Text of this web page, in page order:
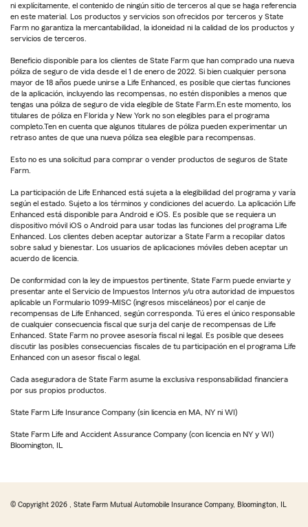
ni explícitamente, el contenido de ningún sitio de terceros al que se haga referencia
en este material. Los productos y servicios son ofrecidos por terceros y State
Farm no garantiza la mercantabilidad, la idoneidad ni la calidad de los productos y
servicios de terceros.
Beneficio disponible para los clientes de State Farm que han comprado una nueva
póliza de seguro de vida desde el 1 de enero de 2022. Si bien cualquier persona
mayor de 18 años puede unirse a Life Enhanced, es posible que ciertas funciones
de la aplicación, incluyendo las recompensas, no estén disponibles a menos que
tengas una póliza de seguro de vida elegible de State Farm.En este momento, los
titulares de póliza en Florida y New York no son elegibles para el programa
completo.Ten en cuenta que algunos titulares de póliza pueden experimentar un
retraso antes de que una nueva póliza sea elegible para recompensas.
Esto no es una solicitud para comprar o vender productos de seguros de State
Farm.
La participación de Life Enhanced está sujeta a la elegibilidad del programa y varía
según el estado. Sujeto a los términos y condiciones del acuerdo. La aplicación Life
Enhanced está disponible para Android e iOS. Es posible que se requiera un
dispositivo móvil iOS o Android para usar todas las funciones del programa Life
Enhanced. Los clientes deben aceptar autorizar a State Farm a recopilar datos
sobre salud y bienestar. Los usuarios de aplicaciones móviles deben aceptar un
acuerdo de licencia.
De conformidad con la ley de impuestos pertinente, State Farm puede enviarte y
presentar ante el Servicio de Impuestos Internos y/u otra autoridad de impuestos
aplicable un Formulario 1099-MISC (ingresos misceláneos) por el canje de
recompensas de Life Enhanced, según corresponda. Tú eres el único responsable
de cualquier consecuencia fiscal que surja del canje de recompensas de Life
Enhanced. State Farm no provee asesoría fiscal ni legal. Es posible que desees
discutir las posibles consecuencias fiscales de tu participación en el programa Life
Enhanced con un asesor fiscal o legal.
Cada aseguradora de State Farm asume la exclusiva responsabilidad financiera
por sus propios productos.
State Farm Life Insurance Company (sin licencia en MA, NY ni WI)
State Farm Life and Accident Assurance Company (con licencia en NY y WI)
Bloomington, IL
© Copyright 2026 , State Farm Mutual Automobile Insurance Company, Bloomington, IL